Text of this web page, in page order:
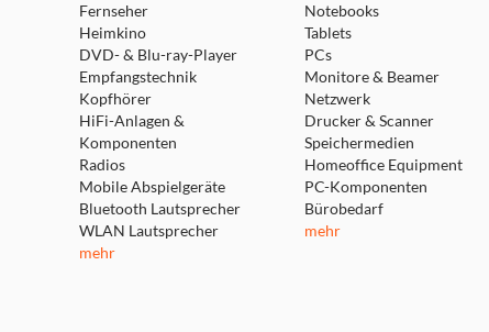
Fernseher
Heimkino
DVD- & Blu-ray-Player
Empfangstechnik
Kopfhörer
HiFi-Anlagen &
Komponenten
Radios
Mobile Abspielgeräte
Bluetooth Lautsprecher
WLAN Lautsprecher
mehr
Notebooks
Tablets
PCs
Monitore & Beamer
Netzwerk
Drucker & Scanner
Speichermedien
Homeoffice Equipment
PC-Komponenten
Bürobedarf
mehr